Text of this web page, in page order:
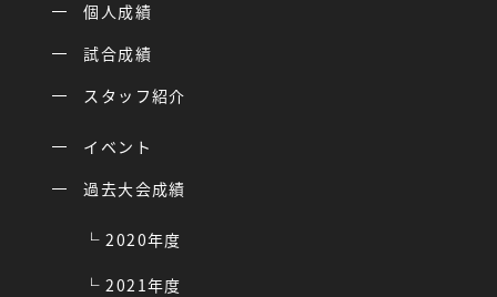
個人成績
試合成績
スタッフ紹介
イベント
過去大会成績
2020年度
2021年度